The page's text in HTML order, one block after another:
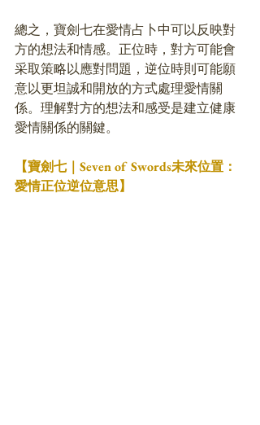
總之，寶劍七在愛情占卜中可以反映對
方的想法和情感。正位時，對方可能會
采取策略以應對問題，逆位時則可能願
意以更坦誠和開放的方式處理愛情關
係。理解對方的想法和感受是建立健康
愛情關係的關鍵。
【寶劍七｜Seven of Swords未來位置：
愛情正位逆位意思】